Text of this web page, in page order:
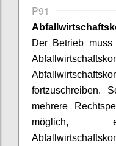
P91
Der Betrieb
fortzuschreiben.
mehrere
möglich,